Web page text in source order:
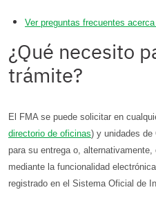
Ver preguntas frecuentes
¿Qué necesito
trámite?
El FMA se puede solicitar en
directorio de oficinas) y unidades de
para su entrega o,
mediante la funcionalidad
registrado en el Sistema Oficial de